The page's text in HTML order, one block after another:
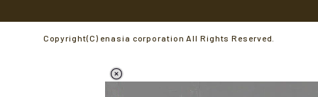
Copyright(C) enasia corporation All Rights Reserved.